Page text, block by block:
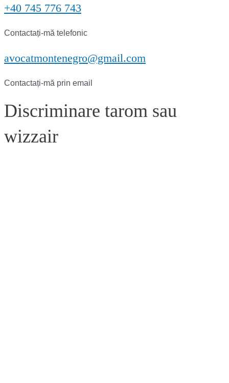
+40 745 776 743
Contactați-mă telefonic
avocatmontenegro@gmail.com
Contactați-mă prin email
Discriminare tarom sau
wizzair